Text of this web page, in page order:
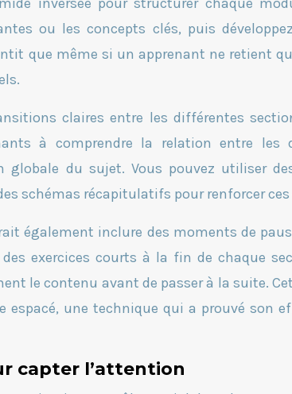
ou les concepts clés, puis
que même si un apprenant ne retient
claires entre les différentes
à comprendre la relation entre les
globale du sujet. Vous pouvez utiliser
schémas récapitulatifs pour renforcer
également inclure des moments de
exercices courts à la fin de chaque
le contenu avant de passer à la suite.
espacé, une technique qui a prouvé son
capter l’attention